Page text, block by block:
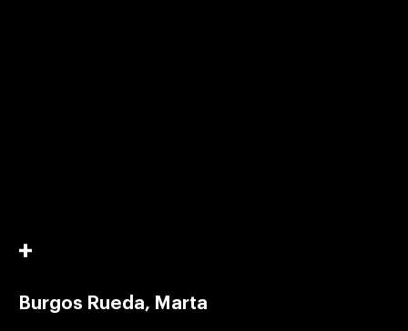
Burgos Rueda, Marta